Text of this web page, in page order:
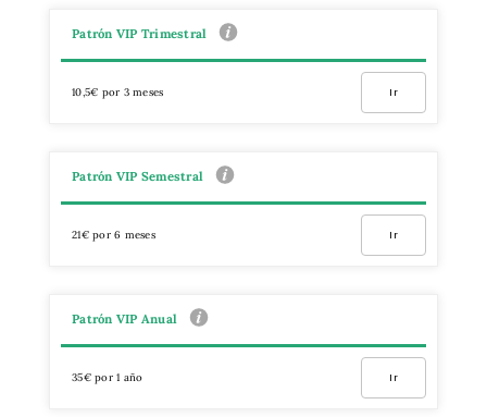
Patrón VIP Trimestral
10,5€ por 3 meses Ir
Patrón VIP Semestral
21€ por 6 meses Ir
Patrón VIP Anual
35€ por 1 año Ir